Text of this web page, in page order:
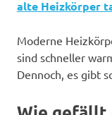
alte Heizkörper
Moderne
sind schneller
Dennoch, es gibt